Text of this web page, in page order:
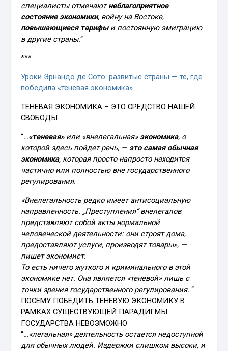
специалисты отмечаютнеблагоприятное
состояние экономики, войну на Востоке,
повышающиеся тарифыи постоянную эмиграцию
в другие страны.“
***
Уроки Эрнандо де Сото: развитые страны — те, где
победила «теневая экономика»
ТЕНЕВАЯ ЭКОНОМИКА – ЭТО СРЕДСТВО НАШЕЙ
СВОБОДЫ
“…«теневая»или «внелегальная» экономика, о
которой здесь пойдет речь, — это самая обычная
экономика, которая просто-напросто находится
частично или полностью вне государственного
регулирования.
«Внелегальность редко имеет антисоциальную
направленность. „Преступления“ внелегалов
представляют собой акты нормальной
человеческой деятельности: они строят дома,
предоставляют услуги, производят товары», —
пишет экономист.
То есть ничего жуткого и криминального в этой
экономике нет. Она является «теневой» лишь с
точки зрения государственного регулирования. “
ПОСЕМУ ПОБЕДИТЬ ТЕНЕВУЮ ЭКОНОМИКУ В
РАМКАХ СУЩЕСТВУЮЩЕЙ ПАРАДИГМЫ
ГОСУДАРСТВА НЕВОЗМОЖНО
“…«легальная» деятельность остается недоступной
для обычных людей. Издержки слишком высоки, и